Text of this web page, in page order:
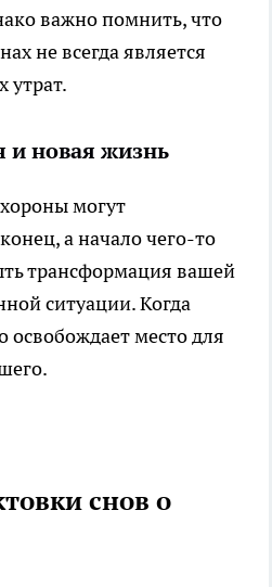
важно помнить, что
не всегда является
утрат.
и новая жизнь
могут
а начало чего-то
трансформация вашей
ситуации. Когда
освобождает место для
снов о